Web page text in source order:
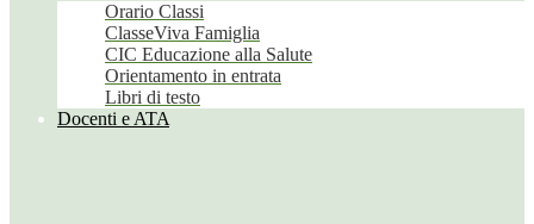
Orario Classi
ClasseViva Famiglia
CIC Educazione alla Salute
Orientamento in entrata
Libri di testo
Docenti e ATA